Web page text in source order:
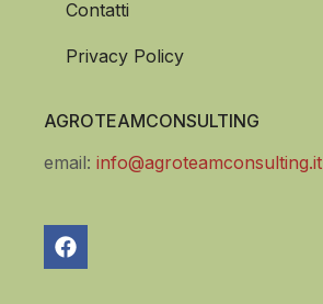
Contatti
Privacy Policy
AGROTEAMCONSULTING
email: info@agroteamconsulting.it